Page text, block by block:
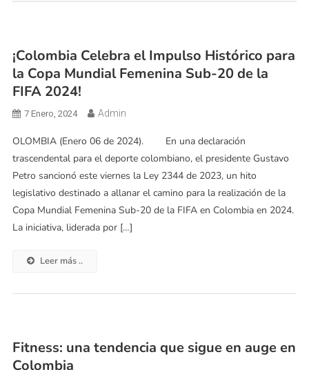
¡Colombia Celebra el Impulso Histórico para
la Copa Mundial Femenina Sub-20 de la
FIFA 2024!
7 Enero, 2024 Admin
OLOMBIA (Enero 06 de 2024). En una declaración
trascendental para el deporte colombiano, el presidente Gustavo
Petro sancionó este viernes la Ley 2344 de 2023, un hito
legislativo destinado a allanar el camino para la realización de la
Copa Mundial Femenina Sub-20 de la FIFA en Colombia en 2024.
La iniciativa, liderada por […]
Leer más ..
Fitness: una tendencia que sigue en auge en
Colombia